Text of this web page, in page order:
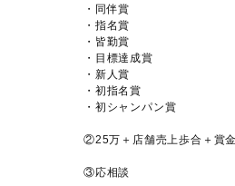
・同伴賞
・指名賞
・皆勤賞
・目標達成賞
・新人賞
・初指名賞
・初シャンパン賞
②25万＋店舗売上歩合＋賞金
③応相談